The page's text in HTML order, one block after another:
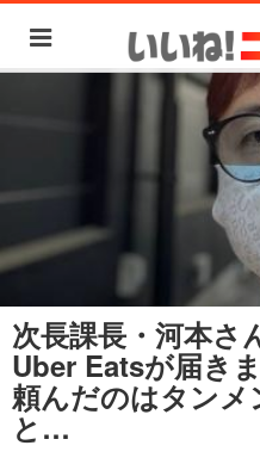
次長課長・河本さ
Uber Eatsが届き
頼んだのはタン
と…